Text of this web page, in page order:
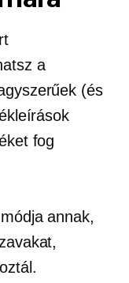
a
(és
fog
annak,